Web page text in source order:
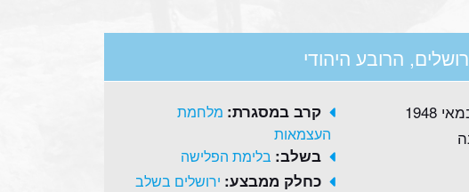
הרובע היהודי
קרב במסגרת: מלחמת
העצמאות
בשלב: בלימת הפלישה
כחלק ממבצע: ירושלים בשלב